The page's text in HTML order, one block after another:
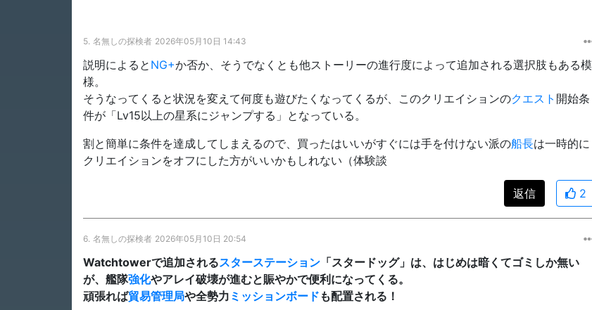
5. 名無しの探検者 2026年05月10日 14:43
説明によると NG+か否か、そうでなくとも他ストーリーの進行度によって追加される選択肢もある模
様。
そうなってくると状況を変えて何度も遊びたくなってくるが、このクリエイションのクエスト 開始条
件が「Lv15以上の星系にジャンプする」となっている。
割と簡単に条件を達成してしまえるので、買ったはいいがすぐには手を付けない派の船長は一時的に
クリエイションをオフにした方がいいかもしれない（体験談
返信 2
6. 名無しの探検者 2026年05月10日 20:54
Watchtowerで追加されるスターステーション 「スタードッグ」は、はじめは暗くてゴミしか無い
が、艦隊強化やアレイ破壊が進むと賑やかで便利になってくる。
頑張れば貿易管理局や全勢力 ミッションボード も配置される！